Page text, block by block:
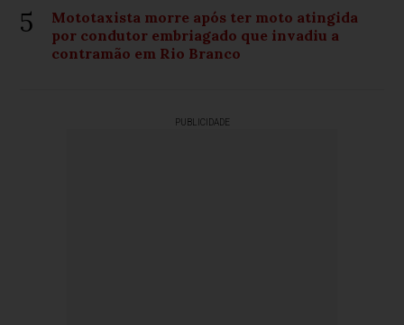
5
Mototaxista morre após ter moto atingida
por condutor embriagado que invadiu a
contramão em Rio Branco
PUBLICIDADE